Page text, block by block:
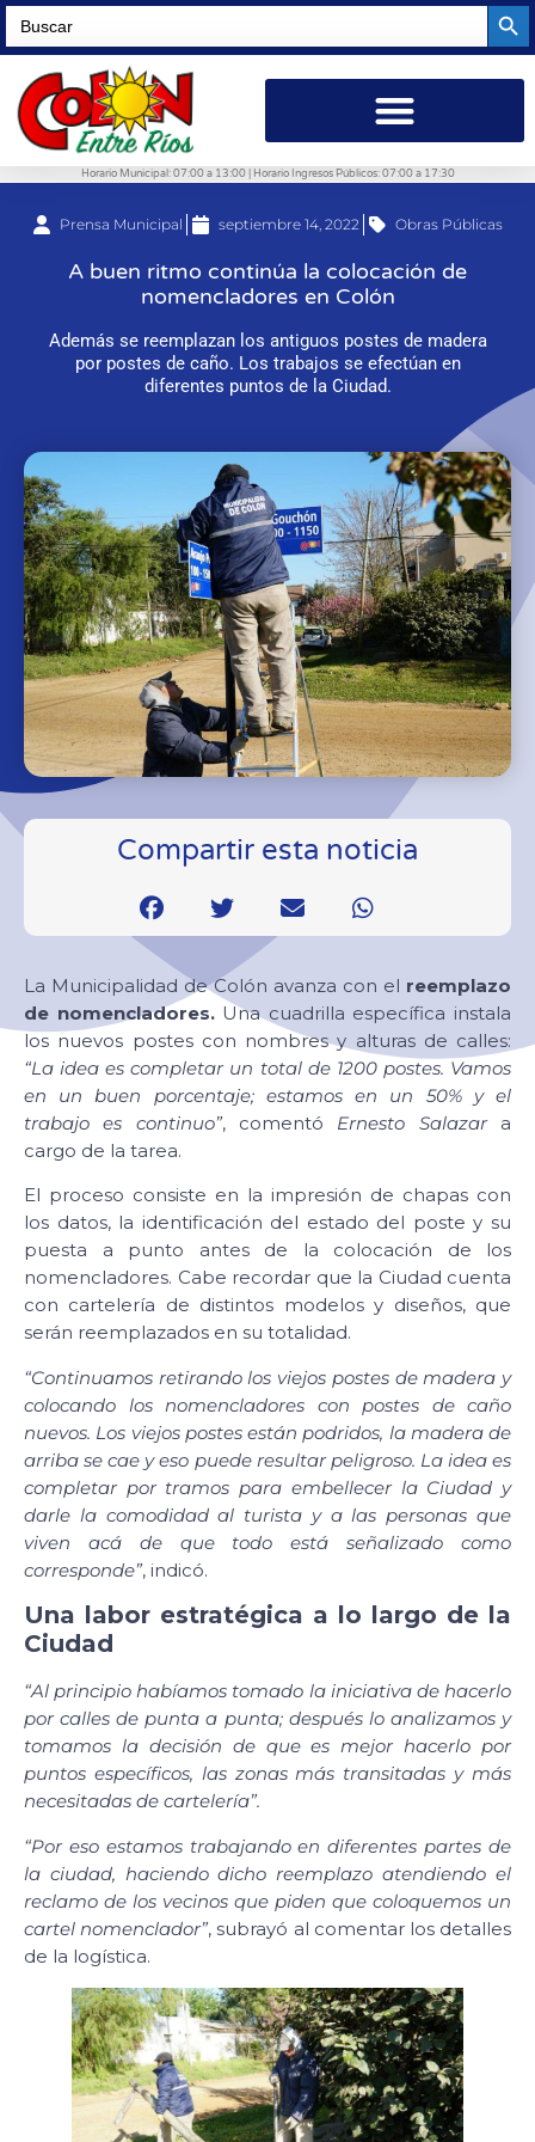
Search
for:
Horario Municipal: 07:00 a 13:00 | Horario Ingresos Públicos: 07:00 a 17:30
Prensa Municipal septiembre 14, 2022 Obras Públicas
A buen ritmo continúa la colocación de
nomencladores en Colón
Además se reemplazan los antiguos postes de madera
por postes de caño. Los trabajos se efectúan en
diferentes puntos de la Ciudad.
Compartir esta noticia
La Municipalidad de Colón avanza con el reemplazo
de nomencladores.Una cuadrilla específica instala
los nuevos postes con nombres y alturas de calles:
“La idea es completar un total de 1200 postes. Vamos
en un buen porcentaje; estamos en un 50% y el
trabajo es continuo”, comentó Ernesto Salazara
cargo de la tarea.
El proceso consiste en la impresión de chapas con
los datos, la identificación del estado del poste y su
puesta a punto antes de la colocación de los
nomencladores. Cabe recordar que la Ciudad cuenta
con cartelería de distintos modelos y diseños, que
serán reemplazados en su totalidad.
“Continuamos retirando los viejos postes de madera y
colocando los nomencladores con postes de caño
nuevos. Los viejos postes están podridos, la madera de
arriba se cae y eso puede resultar peligroso. La idea es
completar por tramos para embellecer la Ciudad y
darle la comodidad al turista y a las personas que
viven acá de que todo está señalizado como
corresponde”, indicó.
Una labor estratégica a lo largo de la
Ciudad
“Al principio habíamos tomado la iniciativa de hacerlo
por calles de punta a punta; después lo analizamos y
tomamos la decisión de que es mejor hacerlo por
puntos específicos, las zonas más transitadas y más
necesitadas de cartelería”.
“Por eso estamos trabajando en diferentes partes de
la ciudad, haciendo dicho reemplazo atendiendo el
reclamo de los vecinos que piden que coloquemos un
cartel nomenclador”, subrayó al comentar los detalles
de la logística.